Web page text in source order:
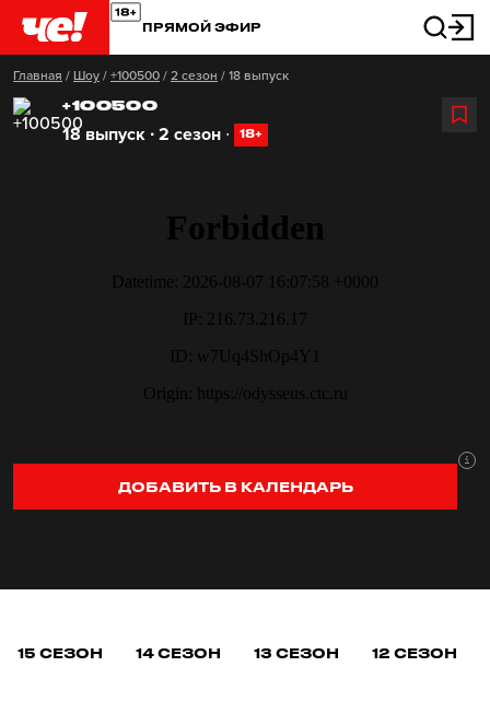
ПРЯМОЙ ЭФИР
Главная / Шоу / +100500 / 2 сезон / 18 выпуск
+100500
18 выпуск ∙ 2 сезон ∙ 18+
ДОБАВИТЬ В КАЛЕНДАРЬ
15 СЕЗОН 14 СЕЗОН 13 СЕЗОН 12 СЕЗОН